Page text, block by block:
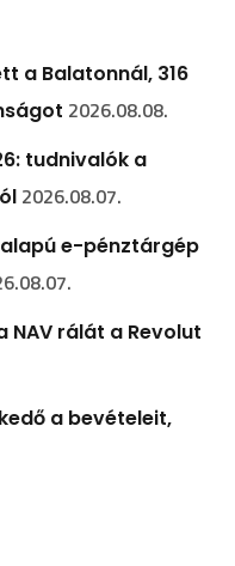
a Balatonnál, 316
2026.08.08.
tudnivalók a
2026.08.07.
e-pénztárgép
NAV rálát a Revolut
a bevételeit,